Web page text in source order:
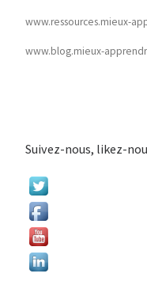
www.ressources.mieux-
www.blog.mieux-
Suivez-nous, likez-